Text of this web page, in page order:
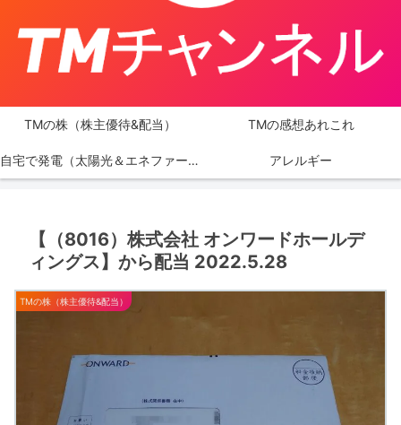
TMの株（株主優待&配当） TMの感想あれこれ
自宅で発電（太陽光＆エネファーム） アレルギー
【（8016）株式会社 オンワードホールデ
ィングス】から配当 2022.5.28
TMの株（株主優待&配当）